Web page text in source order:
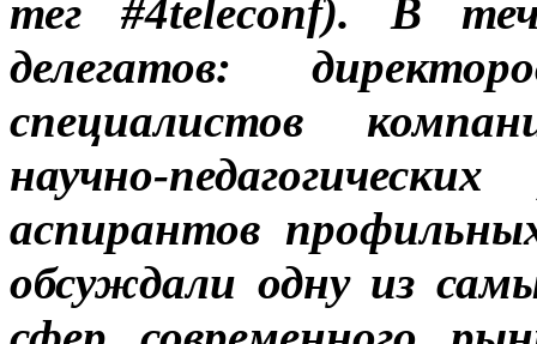
тег #4teleconf). В
делегатов:
специалистов
научно-
аспирантов
обсуждали одну из